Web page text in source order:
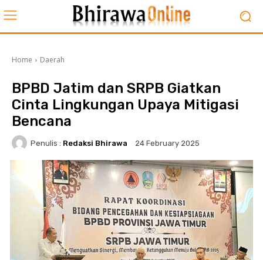
Home Daerah
BPBD Jatim dan SRPB Giatkan
Cinta Lingkungan Upaya Mitigasi
Bencana
Penulis : Redaksi Bhirawa 24 February 2025